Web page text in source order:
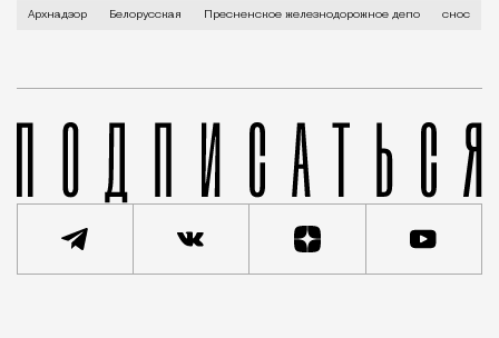
Архнадзор Белорусская Пресненское железнодорожное депо снос